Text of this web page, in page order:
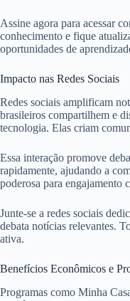
Assine agora para acessar
conhecimento e fique
oportunidades de
Impacto nas Redes Sociais
Redes sociais amplificam
brasileiros compartilhem e
tecnologia. Elas criam
Essa interação promove
rapidamente, ajudando a
poderosa para engajamento
Junte-se a redes sociais
debata notícias relevantes.
ativa.
Benefícios Econômicos e
Programas como Minha